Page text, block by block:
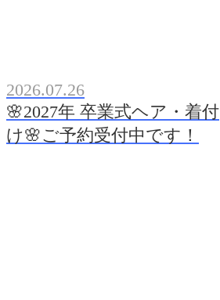
2026.07.26
🌸2027年 卒業式ヘア・着付
け🌸ご予約受付中です！